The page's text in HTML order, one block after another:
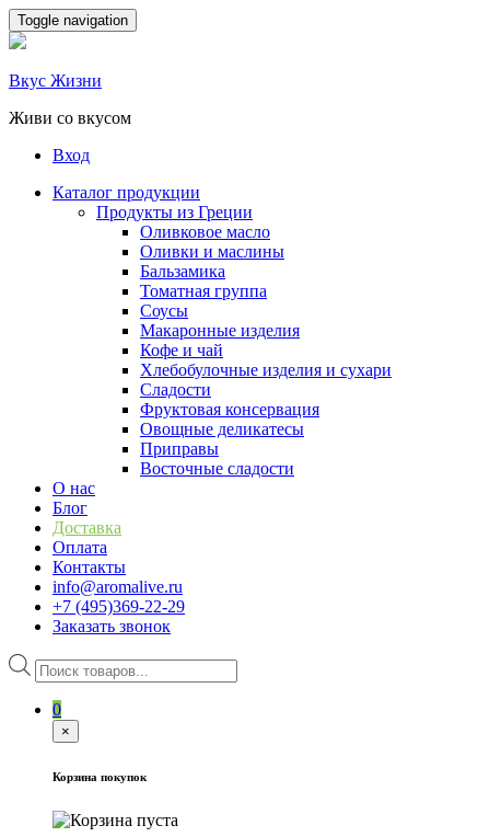
Skip
to
Toggle navigation
Вкус Жизни
Живи со вкусом
Вход
Каталог продукции
Продукты из Греции
Оливковое масло
Оливки и маслины
Бальзамика
Томатная группа
Соусы
Макаронные изделия
Кофе и чай
Хлебобулочные изделия и сухари
Сладости
Фруктовая консервация
Овощные деликатесы
Приправы
Восточные сладости
О нас
Блог
Доставка
Оплата
Контакты
info@aromalive.ru
+7 (495)369-22-29
Заказать звонок
Поиск
товаров
0
×
Корзина покупок